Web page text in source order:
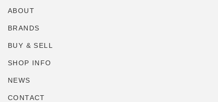
ABOUT
BRANDS
BUY & SELL
SHOP INFO
NEWS
CONTACT